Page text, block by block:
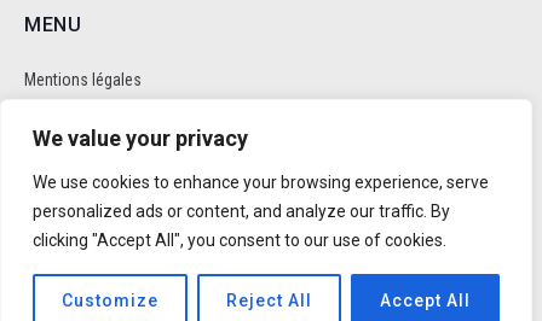
We value your privacy
We use cookies to enhance your browsing experience, serve
personalized ads or content, and analyze our traffic. By
clicking "Accept All", you consent to our use of cookies.
Customize Reject All Accept All
MENU
Mentions légales
Politique de cookie et de confidentalité
RÉSEAUX SOCIAUX